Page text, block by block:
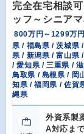
完全在宅相談
ッフ～シニアマ
800万円～1299万円
県 / 福島県 / 茨城県
県 / 新潟県 / 富山県
/ 愛知県 / 三重県 /
鳥取県 / 島根県 / 岡
知県 / 福岡県 / 佐賀
縄県
外資系製
A対応ま